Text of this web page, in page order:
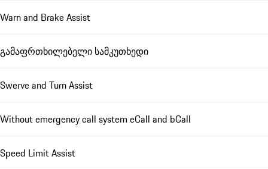
Warn and Brake Assist
გამაფრთხილებელი სამკუთხედი
Swerve and Turn Assist
Without emergency call system eCall and bCall
Speed Limit Assist